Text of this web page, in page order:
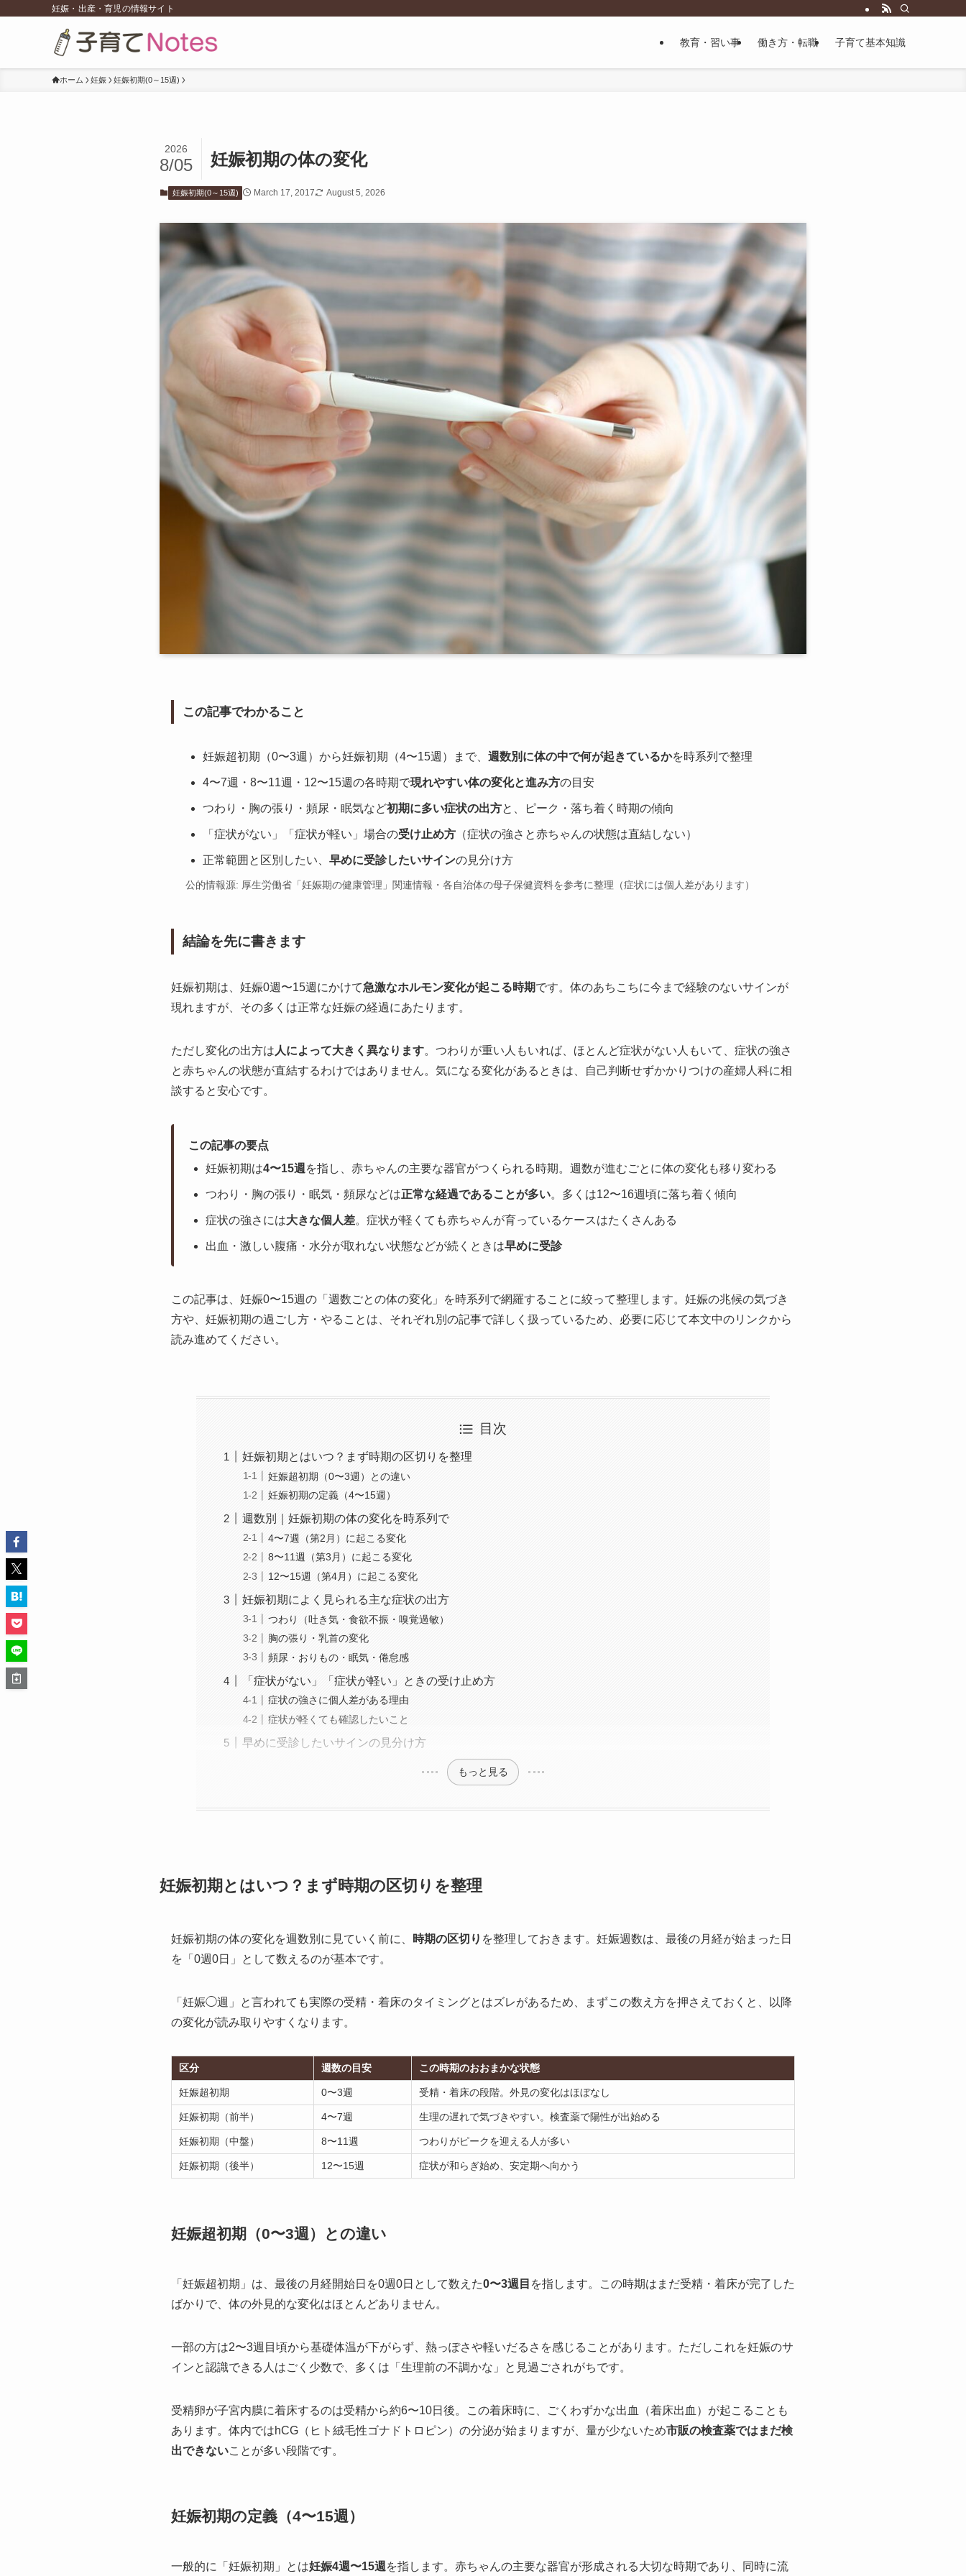
妊娠・出産・育児の情報サイト
教育・習い事 働き方・転職 子育て基本知識
ホーム 妊娠 妊娠初期(0～15週)
妊娠初期の体の変化
2026
8/05
妊娠初期(0～15週) March 17, 2017 August 5, 2026
この記事でわかること
妊娠超初期（0〜3週）から妊娠初期（4〜15週）まで、 週数別に体の中で何が起きているかを時系列で整理
4〜7週・8〜11週・12〜15週の各時期で現れやすい体の変化と進み方の目安
つわり・胸の張り・頻尿・眠気など初期に多い症状の出方と、ピーク・落ち着く時期の傾向
「症状がない」「症状が軽い」場合の受け止め方 （症状の強さと赤ちゃんの状態は直結しない）
正常範囲と区別したい、 早めに受診したいサインの見分け方
公的情報源: 厚生労働省「妊娠期の健康管理」関連情報・各自治体の母子保健資料を参考に整理（症状には個人差があります）
結論を先に書きます
妊娠初期は、妊娠0週〜15週にかけて急激なホルモン変化が起こる時期です。体のあちこちに今まで経験のないサインが
現れますが、その多くは正常な妊娠の経過にあたります。
ただし変化の出方は 人によって大きく異なります。つわりが重い人もいれば、ほとんど症状がない人もいて、症状の強さ
と赤ちゃんの状態が直結するわけではありません。気になる変化があるときは、自己判断せずかかりつけの産婦人科に相
談すると安心です。
この記事の要点
妊娠初期は4〜15週 を指し、赤ちゃんの主要な器官がつくられる時期。週数が進むごとに体の変化も移り変わる
つわり・胸の張り・眠気・頻尿などは正常な経過であることが多い。多くは12〜16週頃に落ち着く傾向
症状の強さには大きな個人差。症状が軽くても赤ちゃんが育っているケースはたくさんある
出血・激しい腹痛・水分が取れない状態などが続くときは早めに受診
この記事は、妊娠0〜15週の「週数ごとの体の変化」を時系列で網羅することに絞って整理します。妊娠の兆候の気づき
方や、妊娠初期の過ごし方・やることは、それぞれ別の記事で詳しく扱っているため、必要に応じて本文中のリンクから
読み進めてください。
目次
妊娠初期とはいつ？まず時期の区切りを整理
妊娠超初期（0〜3週）との違い
妊娠初期の定義（4〜15週）
週数別｜妊娠初期の体の変化を時系列で
4〜7週（第2月）に起こる変化
8〜11週（第3月）に起こる変化
12〜15週（第4月）に起こる変化
妊娠初期によく見られる主な症状の出方
つわり（吐き気・食欲不振・嗅覚過敏）
胸の張り・乳首の変化
頻尿・おりもの・眠気・倦怠感
「症状がない」「症状が軽い」ときの受け止め方
症状の強さに個人差がある理由
症状が軽くても確認したいこと
早めに受診したいサインの見分け方
もっと見る
妊娠初期とはいつ？まず時期の区切りを整理
妊娠初期の体の変化を週数別に見ていく前に、 時期の区切り を整理しておきます。妊娠週数は、最後の月経が始まった日
を「0週0日」として数えるのが基本です。
「妊娠◯週」と言われても実際の受精・着床のタイミングとはズレがあるため、まずこの数え方を押さえておくと、以降
の変化が読み取りやすくなります。
区分 週数の目安 この時期のおおまかな状態
妊娠超初期 0〜3週 受精・着床の段階。外見の変化はほぼなし
妊娠初期（前半） 4〜7週 生理の遅れで気づきやすい。検査薬で陽性が出始める
妊娠初期（中盤） 8〜11週 つわりがピークを迎える人が多い
妊娠初期（後半） 12〜15週 症状が和らぎ始め、安定期へ向かう
妊娠超初期（0〜3週）との違い
「妊娠超初期」は、最後の月経開始日を0週0日として数えた0〜3週目 を指します。この時期はまだ受精・着床が完了した
ばかりで、体の外見的な変化はほとんどありません。
一部の方は2〜3週目頃から基礎体温が下がらず、熱っぽさや軽いだるさを感じることがあります。ただしこれを妊娠のサ
インと認識できる人はごく少数で、多くは「生理前の不調かな」と見過ごされがちです。
受精卵が子宮内膜に着床するのは受精から約6〜10日後。この着床時に、ごくわずかな出血（着床出血）が起こることも
あります。体内ではhCG（ヒト絨毛性ゴナドトロピン）の分泌が始まりますが、量が少ないため市販の検査薬ではまだ検
出できないことが多い段階です。
妊娠初期の定義（4〜15週）
一般的に「妊娠初期」とは妊娠4週〜15週 を指します。赤ちゃんの主要な器官が形成される大切な時期であり、同時に流